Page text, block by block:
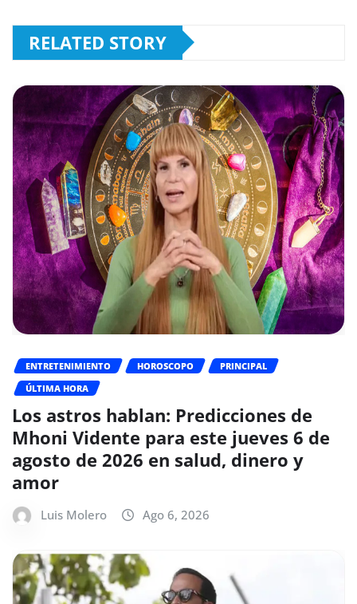
RELATED STORY
ENTRETENIMIENTO HOROSCOPO
PRINCIPAL
ÚLTIMA HORA
Los astros hablan: Predicciones de
Mhoni Vidente para este jueves 6 de
agosto de 2026 en salud, dinero y
amor
Luis Molero Ago 6, 2026